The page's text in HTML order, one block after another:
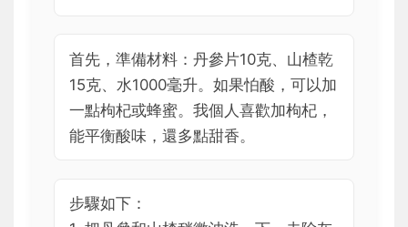
首先，準備材料：丹參片10克、山楂乾
15克、水1000毫升。如果怕酸，可以加
一點枸杞或蜂蜜。我個人喜歡加枸杞，
能平衡酸味，還多點甜香。
步驟如下：